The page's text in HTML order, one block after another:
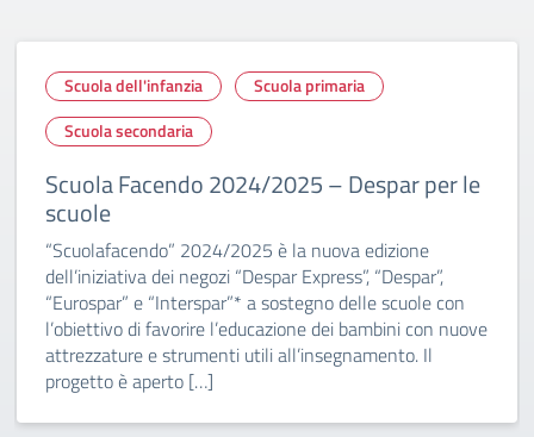
Scuola dell'infanzia
Scuola primaria
Scuola secondaria
Scuola Facendo 2024/2025 – Despar per le
scuole
“Scuolafacendo” 2024/2025 è la nuova edizione
dell’iniziativa dei negozi “Despar Express”, “Despar”,
“Eurospar” e “Interspar”* a sostegno delle scuole con
l’obiettivo di favorire l’educazione dei bambini con nuove
attrezzature e strumenti utili all’insegnamento. Il
progetto è aperto […]